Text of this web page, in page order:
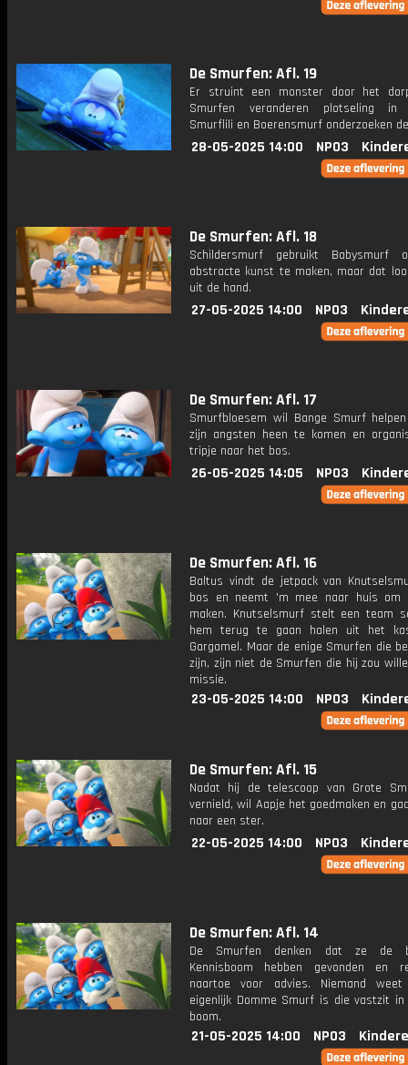
De Smurfen: Afl. 19
Er struint een monster door het
Smurfen veranderen plotseling in
Smurflili en Boerensmurf onderzoeken
28-05-2025 14:00 NPO3
De Smurfen: Afl. 18
Schildersmurf gebruikt Babysmurf
abstracte kunst te maken, maar dat
uit de hand.
27-05-2025 14:00 NPO3
De Smurfen: Afl. 17
Smurfbloesem wil Bange Smurf
zijn angsten heen te komen en
tripje naar het bos.
26-05-2025 14:05 NPO3
De Smurfen: Afl. 16
Baltus vindt de jetpack van
bos en neemt 'm mee naar huis
maken. Knutselsmurf stelt een team
hem terug te gaan halen uit het
Gargamel. Maar de enige Smurfen die
zijn, zijn niet de Smurfen die hij zou
missie.
23-05-2025 14:00 NPO3
De Smurfen: Afl. 15
Nadat hij de telescoop van Grote
vernield, wil Aapje het goedmaken en
naar een ster.
22-05-2025 14:00 NPO3
De Smurfen: Afl. 14
De Smurfen denken dat ze de
Kennisboom hebben gevonden en
naartoe voor advies. Niemand
eigenlijk Domme Smurf is die vastzit in
boom.
21-05-2025 14:00 NPO3